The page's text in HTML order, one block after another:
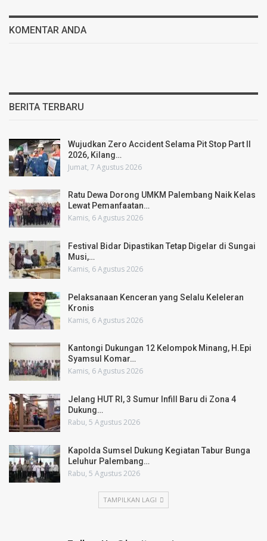
KOMENTAR ANDA
BERITA TERBARU
Wujudkan Zero Accident Selama Pit Stop Part II
2026, Kilang…
Jumat, 7 Agustus 2026
Ratu Dewa Dorong UMKM Palembang Naik Kelas
Lewat Pemanfaatan…
Kamis, 6 Agustus 2026
Festival Bidar Dipastikan Tetap Digelar di Sungai
Musi,…
Kamis, 6 Agustus 2026
Pelaksanaan Kenceran yang Selalu Keleleran
Kronis
Kamis, 6 Agustus 2026
Kantongi Dukungan 12 Kelompok Minang, H.Epi
Syamsul Komar…
Kamis, 6 Agustus 2026
Jelang HUT RI, 3 Sumur Infill Baru di Zona 4
Dukung…
Rabu, 5 Agustus 2026
Kapolda Sumsel Dukung Kegiatan Tabur Bunga
Leluhur Palembang…
Rabu, 5 Agustus 2026
TAMPILKAN LAGI